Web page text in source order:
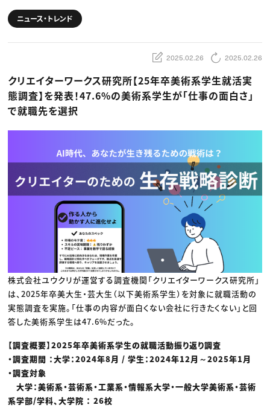
スキルアップしたい！
スキルアップしたい！ トップ
プログラミング
マーケティング
ディレクション
業界解説・キャリア事情
お役立ち基礎知識
TOP Creator’s コラム
アプリクリエイター
ゲームクリエイター
映像クリエイター
マーケッター
クリエイターインタビュー
ニュース・トレンド
ニュース・トレンド トップ
Web
ゲーム・エンタメ
広告
CREATIVE VILLAGEからのお知らせ
プロフェッショナル×つながる×メディア
ニュース・トレンド
2025.02.26 2025.02.26
クリエイターワークス研究所【25年卒美術系学生就活実
態調査】を発表！47.6%の美術系学生が「仕事の面白さ」
で就職先を選択
株式会社ユウクリが運営する調査機関「クリエイターワークス研究所」
は、2025年卒美大生・芸大生（以下美術系学生）を対象に就職活動の
実態調査を実施。「仕事の内容が面白くない会社に行きたくない」と回
答した美術系学生は47.6%だった。
【調査概要】2025年卒美術系学生の就職活動振り返り調査
・調査期間 ：大学：2024年8月 / 学生：2024年12月～2025年1月
・調査対象
大学：美術系・芸術系・工業系・情報系大学・一般大学美術系・芸術
系学部/学科、大学院 ： 26校